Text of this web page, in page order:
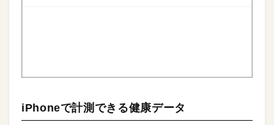
iPhoneで計測できる健康データ